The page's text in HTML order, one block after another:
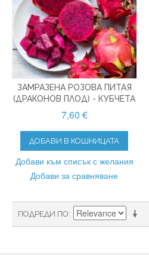
ЗАМРАЗЕНА РОЗОВА ПИТАЯ
(ДРАКОНОВ ПЛОД) - КУБЧЕТА
7,60 €
ДОБАВИ В КОШНИЦАТА
Добави към списък с желания
Добави за сравняване
ПОДРЕДИ ПО